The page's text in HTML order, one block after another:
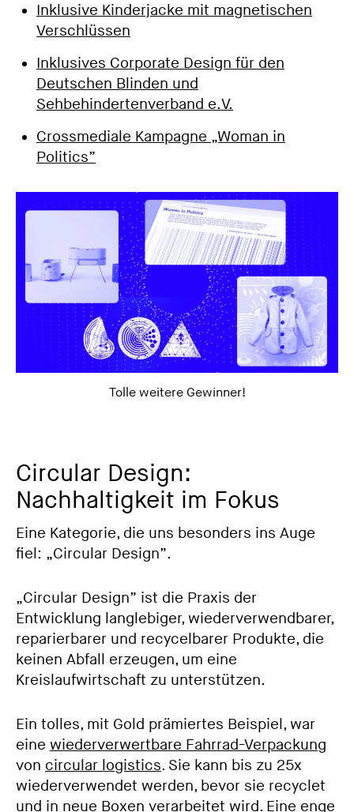
Inklusive Kinderjacke mit magnetischen
Verschlüssen
Inklusives Corporate Design für den
Deutschen Blinden und
Sehbehindertenverband e.V.
Crossmediale Kampagne „Woman in
Politics”
Tolle weitere Gewinner!
Circular Design:
Nachhaltigkeit im Fokus
Eine Kategorie, die uns besonders ins Auge
fiel: „Circular Design”.
„Circular Design” ist die Praxis der
Entwicklung langlebiger, wiederverwendbarer,
reparierbarer und recycelbarer Produkte, die
keinen Abfall erzeugen, um eine
Kreislaufwirtschaft zu unterstützen.
Ein tolles, mit Gold prämiertes Beispiel, war
eine wiederverwertbare Fahrrad-Verpackung
von circular logistics. Sie kann bis zu 25x
wiederverwendet werden, bevor sie recyclet
und in neue Boxen verarbeitet wird. Eine enge